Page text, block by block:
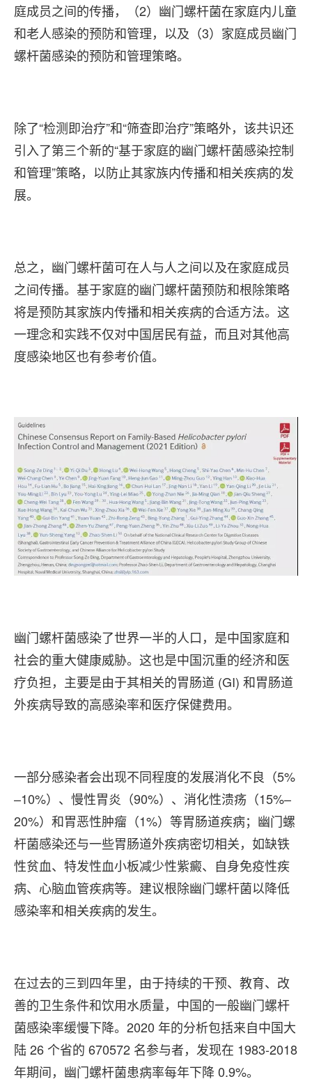
庭成员之间的传播，（2）幽门螺杆菌在家庭内儿童
和老人感染的预防和管理，以及（3）家庭成员幽门
螺杆菌感染的预防和管理策略。
除了“检测即治疗”和“筛查即治疗”策略外，该共识还
引入了第三个新的“基于家庭的幽门螺杆菌感染控制
和管理”策略，以防止其家族内传播和相关疾病的发
展。
总之，幽门螺杆菌可在人与人之间以及在家庭成员
之间传播。基于家庭的幽门螺杆菌预防和根除策略
将是预防其家族内传播和相关疾病的合适方法。这
一理念和实践不仅对中国居民有益，而且对其他高
度感染地区也有参考价值。
幽门螺杆菌感染了世界一半的人口，是中国家庭和
社会的重大健康威胁。这也是中国沉重的经济和医
疗负担，主要是由于其相关的胃肠道 (GI) 和胃肠道
外疾病导致的高感染率和医疗保健费用。
一部分感染者会出现不同程度的发展消化不良（5%
–10%）、慢性胃炎（90%）、消化性溃疡（15%–
20%）和胃恶性肿瘤（1%）等胃肠道疾病；幽门螺
杆菌感染还与一些胃肠道外疾病密切相关，如缺铁
性贫血、特发性血小板减少性紫癜、自身免疫性疾
病、心脑血管疾病等。建议根除幽门螺杆菌以降低
感染率和相关疾病的发生。
在过去的三到四年里，由于持续的干预、教育、改
善的卫生条件和饮用水质量，中国的一般幽门螺杆
菌感染率缓慢下降。2020 年的分析包括来自中国大
陆 26 个省的 670572 名参与者，发现在 1983-2018
年期间，幽门螺杆菌患病率每年下降 0.9%。